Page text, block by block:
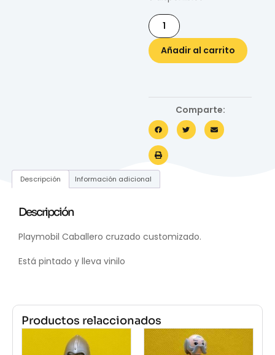
Añadir al carrito
Comparte:
Descripción Información adicional
Descripción
Playmobil Caballero cruzado customizado.
Está pintado y lleva vinilo
Productos relaccionados